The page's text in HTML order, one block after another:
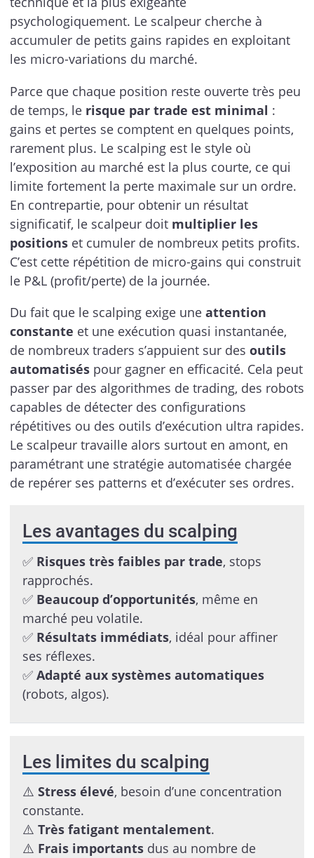
psychologiquement. Le scalpeur cherche à
accumuler de petits gains rapides en exploitant
les micro-variations du marché.
Parce que chaque position reste ouverte très peu
de temps, le risque par trade est minimal :
gains et pertes se comptent en quelques points,
rarement plus. Le scalping est le style où
l’exposition au marché est la plus courte, ce qui
limite fortement la perte maximale sur un ordre.
En contrepartie, pour obtenir un résultat
significatif, le scalpeur doit multiplier les
positionset cumuler de nombreux petits profits.
C’est cette répétition de micro-gains qui construit
le P&L (profit/perte) de la journée.
Du fait que le scalping exige une attention
constante et une exécution quasi instantanée,
de nombreux traders s’appuient sur des outils
automatiséspour gagner en efficacité. Cela peut
passer par des algorithmes de trading, des robots
capables de détecter des configurations
répétitives ou des outils d’exécution ultra rapides.
Le scalpeur travaille alors surtout en amont, en
paramétrant une stratégie automatisée chargée
de repérer ses patterns et d’exécuter ses ordres.
Les avantages du scalping
✅ Risques très faibles par trade, stops
rapprochés.
✅ Beaucoup d’opportunités, même en
marché peu volatile.
✅ Résultats immédiats, idéal pour affiner
ses réflexes.
✅ Adapté aux systèmes automatiques
(robots, algos).
Les limites du scalping
⚠️ Stress élevé, besoin d’une concentration
constante.
⚠️ Très fatigant mentalement.
⚠️ Frais importantsdus au nombre de